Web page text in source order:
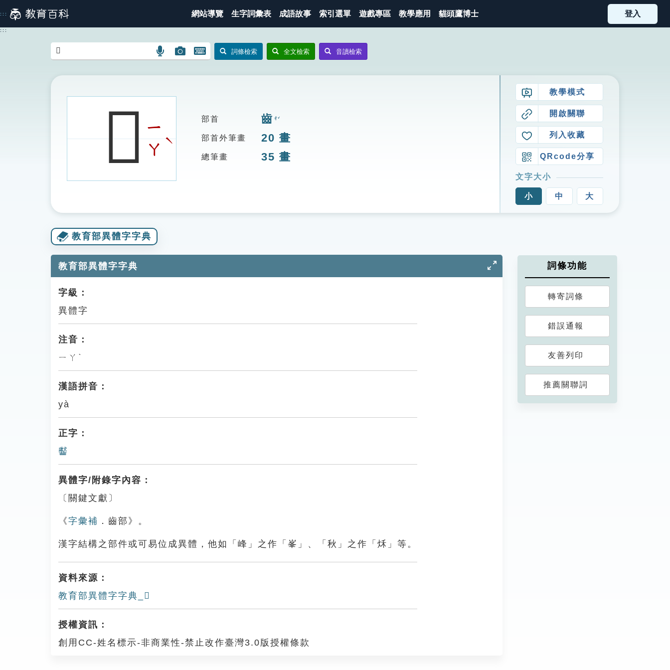
到
主
::: 網站導覽 生字詞彙表 成語故事 索引選單 遊戲專區 教學應用 貓頭鷹博士 登入
:::
語
搜
圖
圖
搜
開
鍵
詞條檢索 全文檢索 音讀檢索
𪚋ㄧ
ㄚ
ˋ
部首 齒 ㄔˇ
部首外筆畫 20 畫
總筆畫 35 畫
教學模式
開啟關聯
列入收藏
QRcode分享
文字大小
小 中 大
教育部異體字字典
教育部異體字字典
字級：
異體字
注音：
ㄧㄚˋ
漢語拼音：
yà
正字：
齾
異體字/附錄字內容：
〔關鍵文獻〕
《字彙補 ．齒部》。
漢字結構之部件或可易位成異體，他如「峰」之作「峯」、「秋」之作「秌」等。
資料來源：
教育部異體字字典_𪚋
授權資訊：
創用CC-姓名標示-非商業性-禁止改作臺灣3.0版授權條款
詞條功能
轉寄詞條
錯誤通報
友善列印
推薦關聯詞